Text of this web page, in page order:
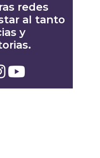
redes
al tanto
y